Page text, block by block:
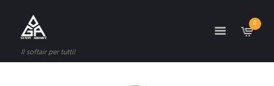
Il softair per tutti!
0